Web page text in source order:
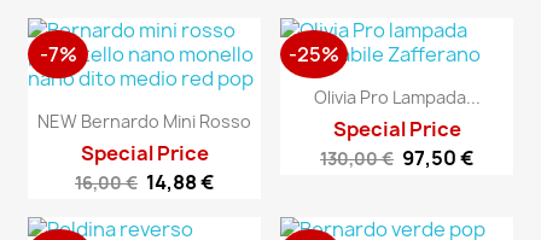
NEW Bernardo Mini Rosso
Special Price
16,00 € 14,88 €
-7%
Olivia Pro Lampada...
Special Price
130,00 € 97,50 €
-25%